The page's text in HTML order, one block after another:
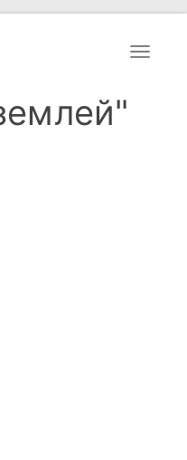
Toggle